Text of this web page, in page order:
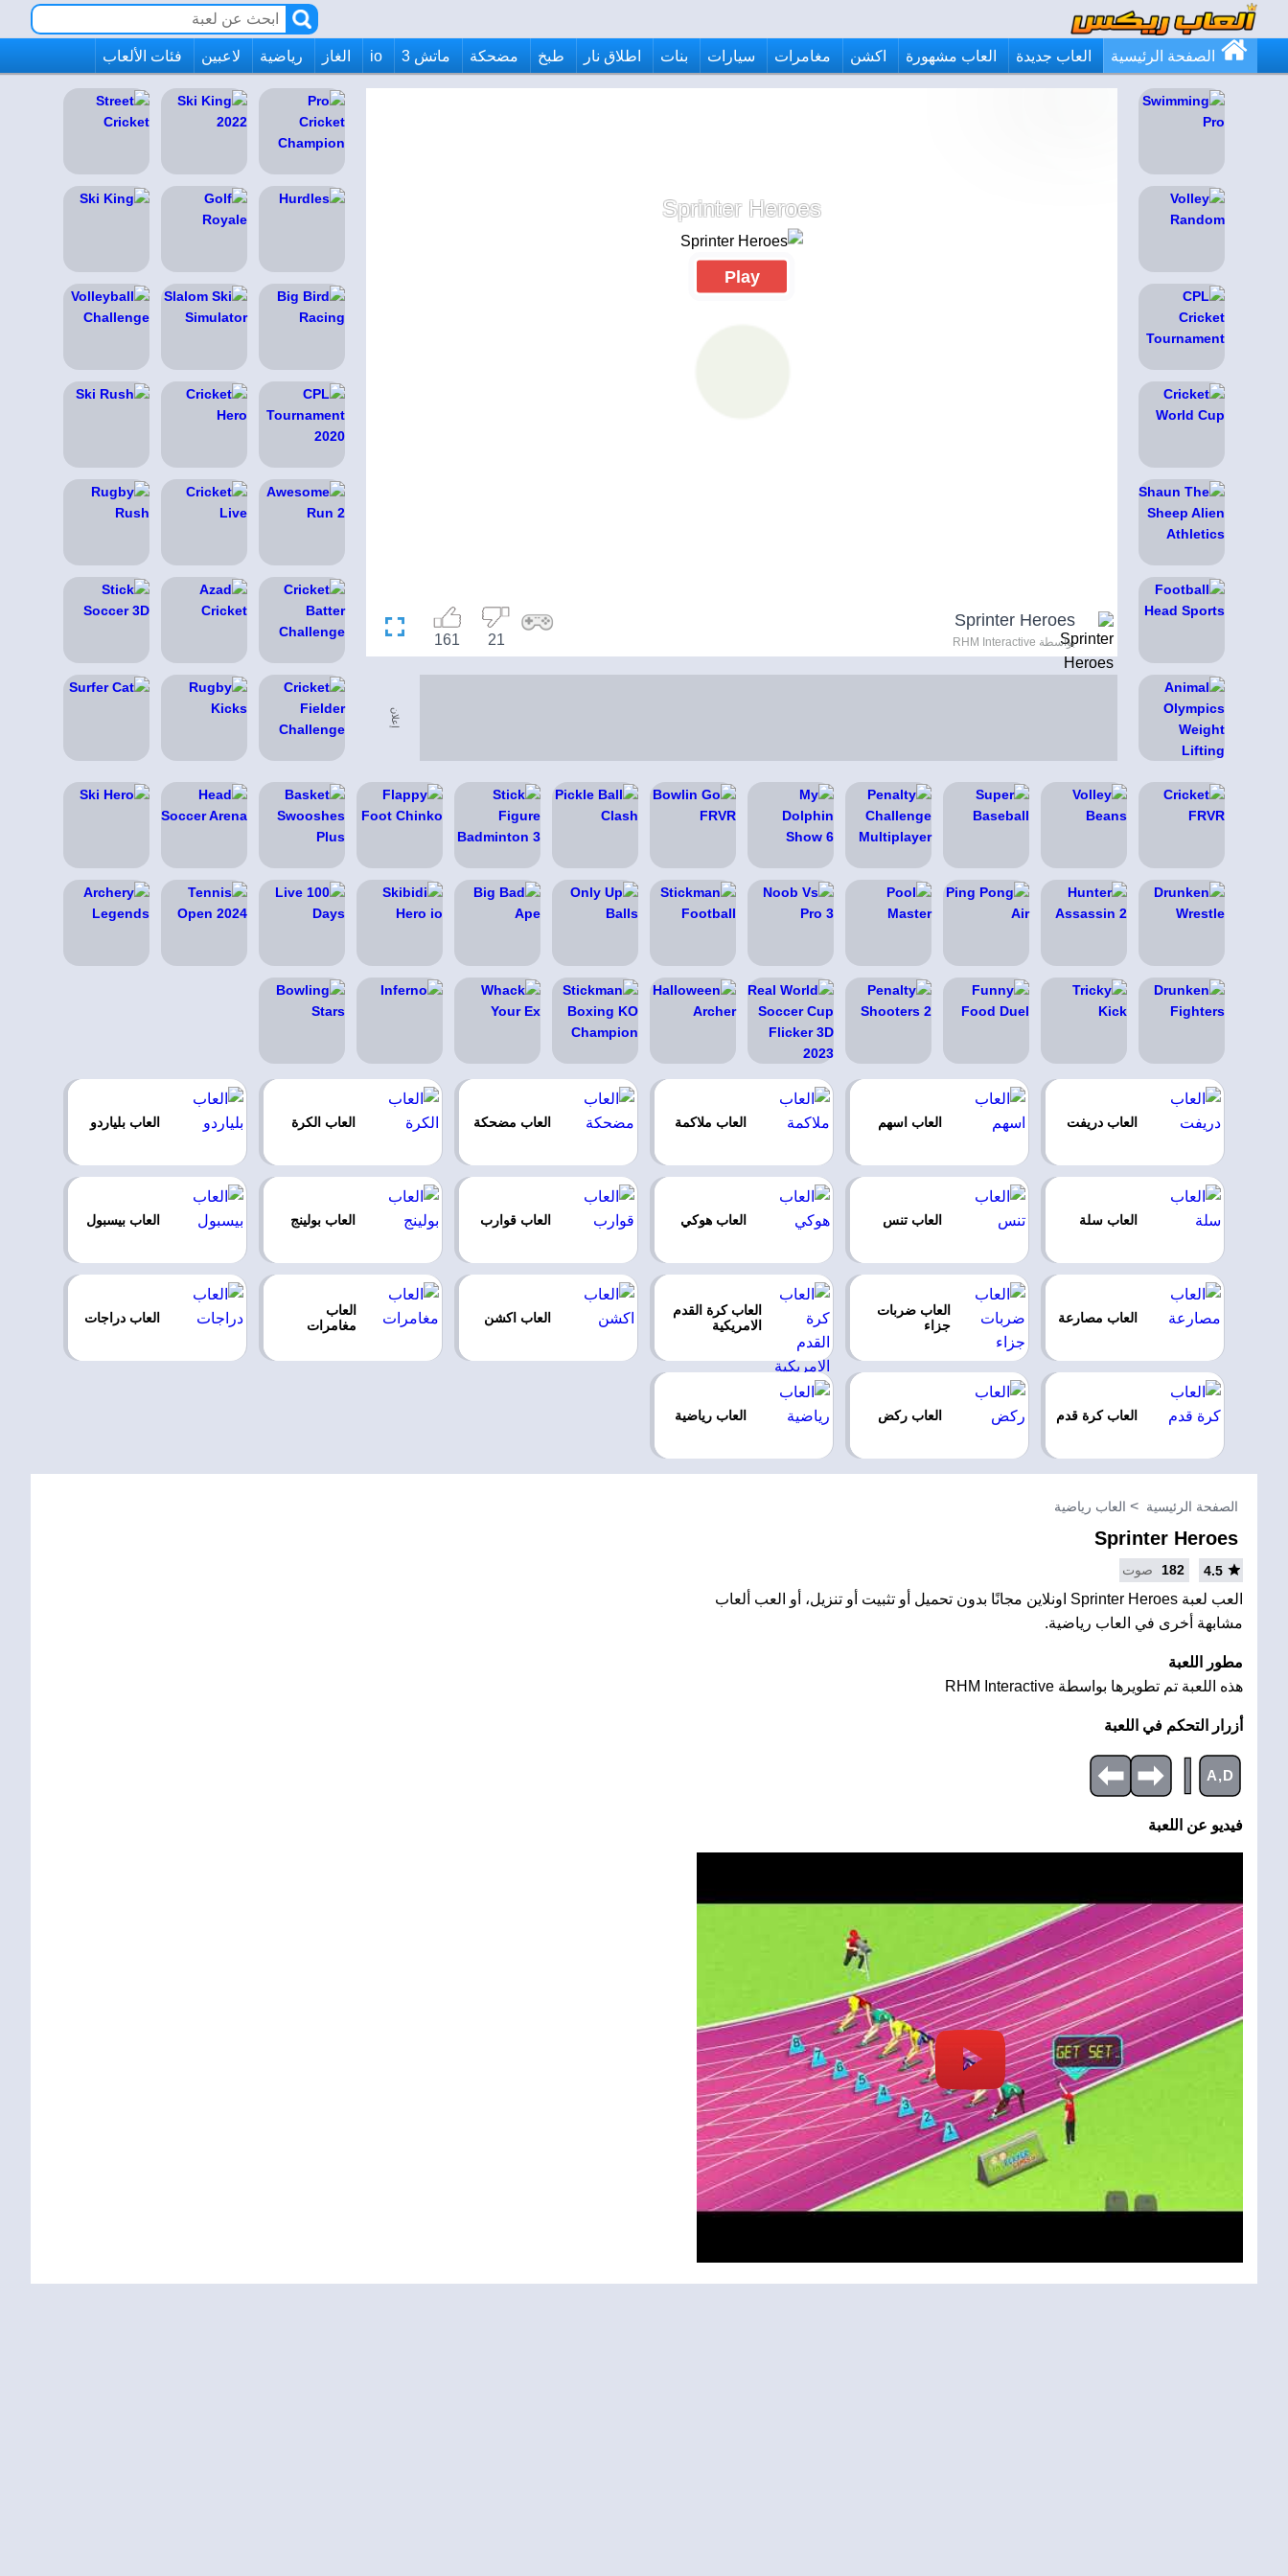
الصفحة الرئيسية العاب جديدة العاب مشهورة اكشن مغامرات سيارات بنات اطلاق نار طبخ مضحكة ماتش 3 io الغاز رياضية لاعبين فئات الألعاب
Sprinter Heroes
Play
Sprinter Heroes
بواسطة RHM Interactive 21
161
إعلان
العاب دريفت العاب اسهم العاب ملاكمة العاب مضحكة العاب الكرة العاب بلياردو
العاب سلة العاب تنس العاب هوكي العاب قوارب العاب بولينج العاب بيسبول
العاب مصارعة
العاب ضربات
جزاء
العاب كرة القدم
الامريكية
العاب اكشن
العاب
مغامرات
العاب دراجات
العاب كرة قدم العاب ركض العاب رياضية
الصفحة الرئيسية العاب رياضية
Sprinter Heroes
4.5
182 صوت
العب لعبة Sprinter Heroes اونلاين مجانًا بدون تحميل أو تثبيت أو تنزيل، أو العب ألعاب
مشابهة أخرى في العاب رياضية.
مطور اللعبة
هذه اللعبة تم تطويرها بواسطة RHM Interactive
أزرار التحكم في اللعبة
A,D
|
فيديو عن اللعبة